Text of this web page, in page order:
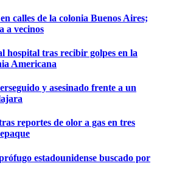
calles de la colonia Buenos Aires;
a vecinos
hospital tras recibir golpes en la
Americana
y asesinado frente a un
reportes de olor a gas en tres
estadounidense buscado por